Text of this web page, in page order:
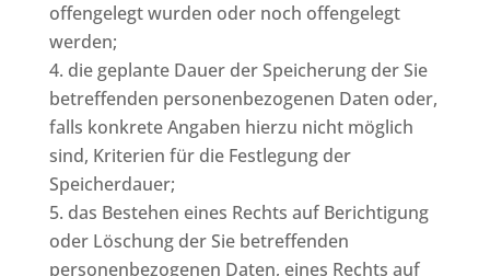
offengelegt wurden oder noch offengelegt
werden;
die geplante Dauer der Speicherung der Sie
betreffenden personenbezogenen Daten oder,
falls konkrete Angaben hierzu nicht möglich
sind, Kriterien für die Festlegung der
Speicherdauer;
das Bestehen eines Rechts auf Berichtigung
oder Löschung der Sie betreffenden
personenbezogenen Daten, eines Rechts auf